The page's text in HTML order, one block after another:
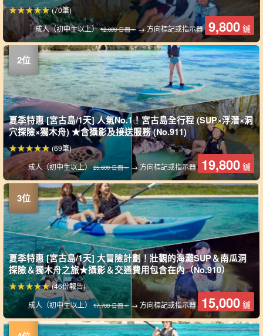
成人（初中生以上）12,000 日圓。→ 方向標記或指示器 9,800 鑢
(70筆)
夏季特惠 [宮古島/1天] 人氣No.1！宮古島全行程 (SUP×浮潛×洞
穴探險×獨木舟) ★含攝影及接送服務 (No.911)
成人（初中生以上）25,600 日圓。 → 方向標記或指示器 19,800 鑢
(69筆)
夏季特惠 [宮古島/1天] 大冒險計劃！壯觀的海灘SUP＆南瓜洞
探險＆獨木舟之旅★攝影＆交通費用包含在內（No.910）
成人（初中生以上）17,700 日圓。 → 方向標記或指示器 15,000 鑢
(46份報告)